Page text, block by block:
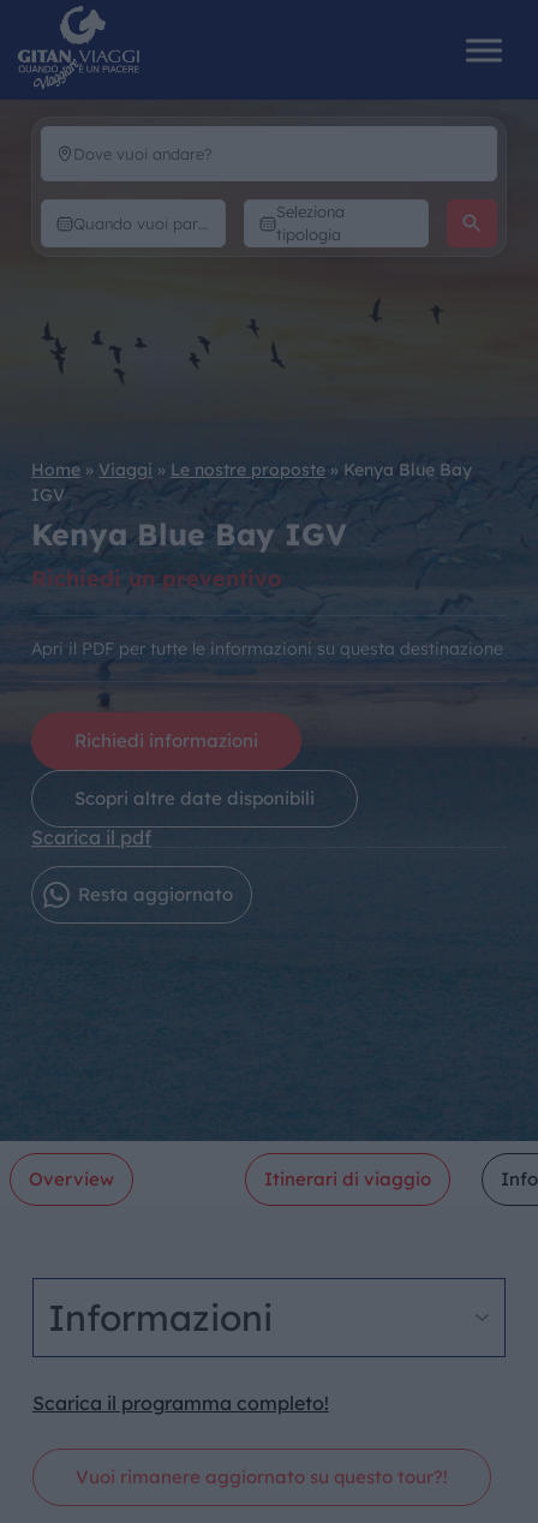
Seleziona
tipologia
HOME
I NOSTRI VIAGGI
Home » Viaggi » Le nostre proposte » Kenya Blue Bay
IGV
Kenya Blue Bay IGV
Richiedi un preventivo
Apri il PDF per tutte le informazioni su questa destinazione
Richiedi informazioni
Scopri altre date disponibili
Scarica il pdf
Resta aggiornato
Overview Itinerari di viaggio
Informazioni
Scarica il programma completo!
Vuoi rimanere aggiornato su questo tour?!